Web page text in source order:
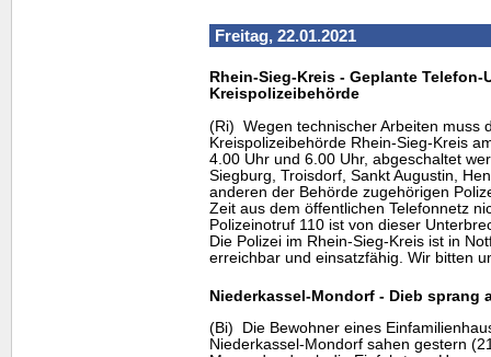
Freitag, 22.01.2021
Rhein-Sieg-Kreis - Geplante
Kreispolizeibehörde
(Ri) Wegen technischer Arbeiten muss
Kreispolizeibehörde Rhein-Sieg-Kreis
4.00 Uhr und 6.00 Uhr, abgeschaltet
Siegburg, Troisdorf, Sankt Augustin,
anderen der Behörde zugehörigen
Zeit aus dem öffentlichen Telefonnetz
Polizeinotruf 110 ist von dieser
Die Polizei im Rhein-Sieg-Kreis ist in
erreichbar und einsatzfähig. Wir bitten
Niederkassel-Mondorf - Dieb sprang
(Bi) Die Bewohner eines
Niederkassel-Mondorf sahen gestern